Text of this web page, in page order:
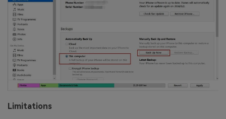
Limitations